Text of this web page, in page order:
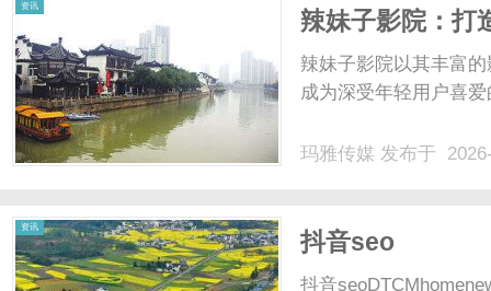
资讯
辣妹子影院：打
辣妹子影院以其丰富
成为深受年轻用户喜
玛雅传媒 发布于
资讯
抖音seo
抖音